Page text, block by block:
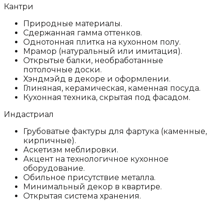
Кантри
Природные материалы.
Сдержанная гамма оттенков.
Однотонная плитка на кухонном полу.
Мрамор (натуральный или имитация).
Открытые балки, необработанные
потолочные доски.
Хэндмэйд в декоре и оформлении.
Глиняная, керамическая, каменная посуда.
Кухонная техника, скрытая под фасадом.
Индастриал
Грубоватые фактуры для фартука (каменные,
кирпичные).
Аскетизм меблировки.
Акцент на технологичное кухонное
оборудование.
Обильное присутствие металла.
Минимальный декор в квартире.
Открытая система хранения.